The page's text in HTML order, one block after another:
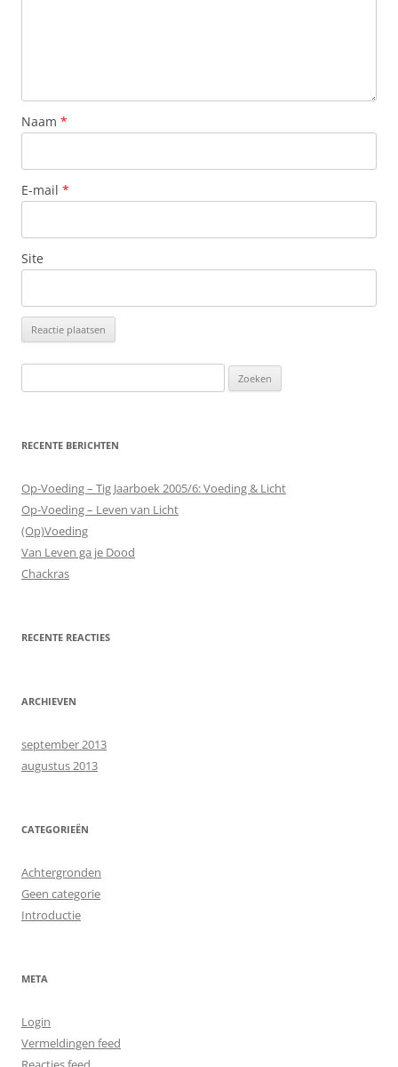
Naam *
E-mail *
Site
naar:
RECENTE BERICHTEN
Op-Voeding – Tig Jaarboek 2005/6: Voeding & Licht
Op-Voeding – Leven van Licht
(Op)Voeding
Van Leven ga je Dood
Chackras
RECENTE REACTIES
ARCHIEVEN
september 2013
augustus 2013
CATEGORIEËN
Achtergronden
Geen categorie
Introductie
META
Login
Vermeldingen feed